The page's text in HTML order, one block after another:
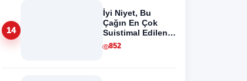
14
İyi Niyet, Bu
Çağın En Çok
Suistimal Edilen
Değeridir
852